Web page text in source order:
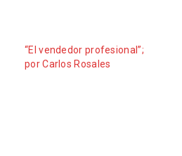
“El vendedor profesional”;
por Carlos Rosales